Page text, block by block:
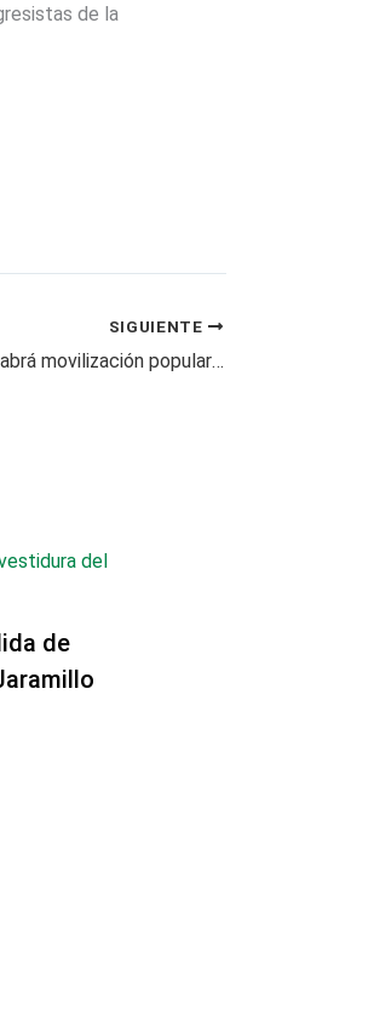
de la
SIGUIENTE
«Si quieren movilización popular, habrá movilización popular»: MinTrabajo
de